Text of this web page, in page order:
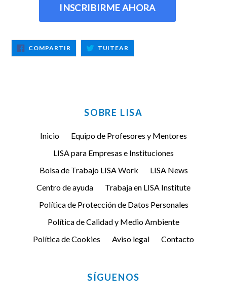
COMPARTIR COMPARTIR
EN
FACEBOOK
TUITEAR
TWITTER
SOBRE LISA
Inicio
Equipo de Profesores y Mentores
LISA para Empresas e Instituciones
Bolsa de Trabajo LISA Work
LISA News
Centro de ayuda
Trabaja en LISA Institute
Política de Protección de Datos Personales
Política de Calidad y Medio Ambiente
Política de Cookies
Aviso legal Contacto
SÍGUENOS